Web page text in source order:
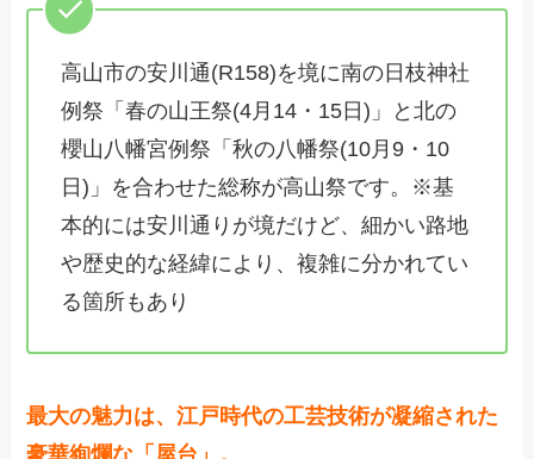
高山市の安川通(R158)を境に南の日枝神社
例祭「春の山王祭(4月14・15日)」と北の
櫻山八幡宮例祭「秋の八幡祭(10月9・10
日)」を合わせた総称が高山祭です。※基
本的には安川通りが境だけど、細かい路地
や歴史的な経緯により、複雑に分かれてい
る箇所もあり
最大の魅力は、江戸時代の工芸技術が凝縮された